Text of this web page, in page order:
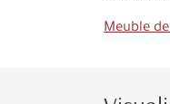
Meuble